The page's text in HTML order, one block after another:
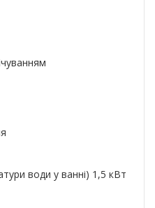
води у ванні) 1,5 кВт